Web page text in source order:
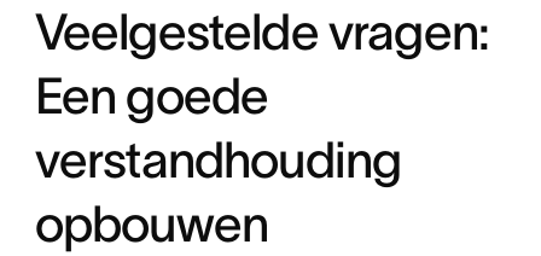
Veelgestelde vragen:
Een goede
verstandhouding
opbouwen